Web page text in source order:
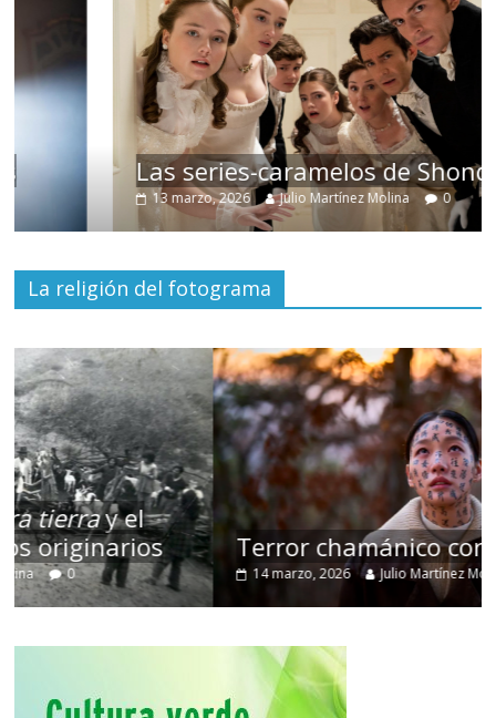
Las series-caramelos de Shondaland
13 marzo, 2026 Julio Martínez Molina 0
La religión del fotograma
Terror chamánico coreano
14 marzo, 2026 Julio Martínez Molina 0